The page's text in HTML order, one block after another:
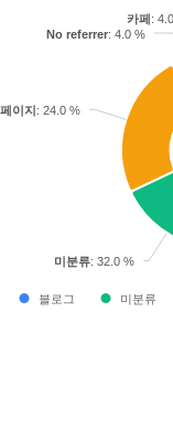
미분류: 32.0 %
이지: 24.0 %
No referrer: 4.0 %
카페:
블로그 미분류